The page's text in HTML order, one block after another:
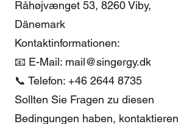
Råhøjvænget 53, 8260 Viby,
Dänemark
Kontaktinformationen:
📧 E-Mail: mail@singergy.dk
📞 Telefon: +46 2644 8735
Sollten Sie Fragen zu diesen
Bedingungen haben, kontaktieren